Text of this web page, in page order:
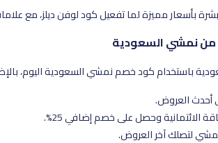
بأسعار مميزة لما تفعيل كود لوفن ديلز، مع
من نمشي السعودية
باستخدام كود خصم نمشي السعودية اليوم،
أحدث العروض.
الائتمانية وحصل على خصم إضافي 25%.
لتصلك آخر العروض.